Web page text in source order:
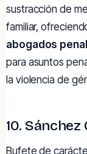
sustracción de
familiar,
abogados
para asuntos
la violencia de
10.
Bufete de